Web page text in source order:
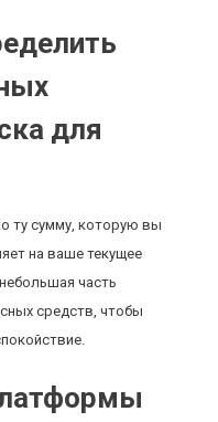
для
ту сумму, которую вы
на ваше текущее
часть
средств, чтобы